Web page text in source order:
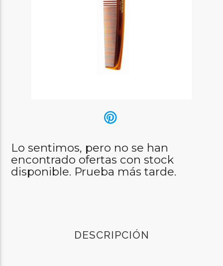
Lo sentimos, pero no se han
encontrado ofertas con stock
disponible. Prueba más tarde.
DESCRIPCIÓN